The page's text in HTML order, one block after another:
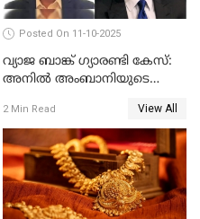
Posted On 11-10-2025
വ്യാജ ബാങ്ക് ഗ്യാരണ്ടി കേസ്:
അനിൽ അംബാനിയുടെ
അറസ്റ്റിൽ; ഇഡി അന്വേഷണം
വ്യാപിപ്പിക്കുന്നു
2 Min Read View All